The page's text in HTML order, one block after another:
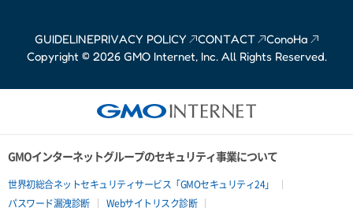
GUIDELINEPRIVACY POLICY CONTACT ConoHa
Copyright © 2026 GMO Internet, Inc. All Rights Reserved.
GMOインターネットグループのセキュリティ事業について
世界初総合ネットセキュリティサービス「GMOセキュリティ24」
パスワード漏洩診断
Webサイトリスク診断